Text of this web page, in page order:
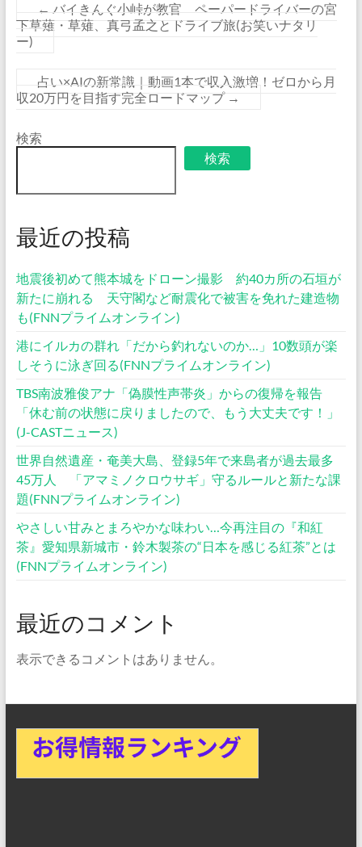
← バイきんぐ小峠が教官 ペーパードライバーの宮
下草薙・草薙、真弓孟之とドライブ旅(お笑いナタリ
ー)
占い×AIの新常識｜動画1本で収入激増！ゼロから月
収20万円を目指す完全ロードマップ →
検索
検索
最近の投稿
地震後初めて熊本城をドローン撮影 約40カ所の石垣が
新たに崩れる 天守閣など耐震化で被害を免れた建造物
も(FNNプライムオンライン)
港にイルカの群れ「だから釣れないのか…」10数頭が楽
しそうに泳ぎ回る(FNNプライムオンライン)
TBS南波雅俊アナ「偽膜性声帯炎」からの復帰を報告
「休む前の状態に戻りましたので、もう大丈夫です！」
(J-CASTニュース)
世界自然遺産・奄美大島、登録5年で来島者が過去最多
45万人 「アマミノクロウサギ」守るルールと新たな課
題(FNNプライムオンライン)
やさしい甘みとまろやかな味わい…今再注目の『和紅
茶』愛知県新城市・鈴木製茶の“日本を感じる紅茶”とは
(FNNプライムオンライン)
最近のコメント
表示できるコメントはありません。